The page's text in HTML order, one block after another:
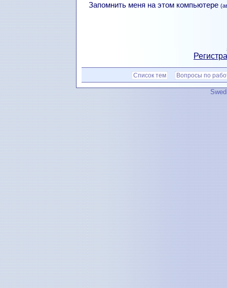
Запомнить меня на этом компьютере
Список тем Вопросы по